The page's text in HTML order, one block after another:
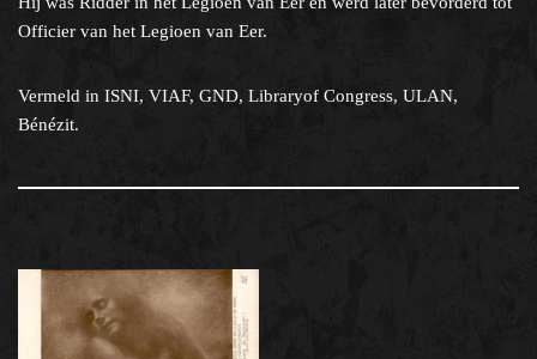
Officier van het Legioen van Eer.
Vermeld in ISNI, VIAF, GND, Libraryof Congress, ULAN,
Bénézit.